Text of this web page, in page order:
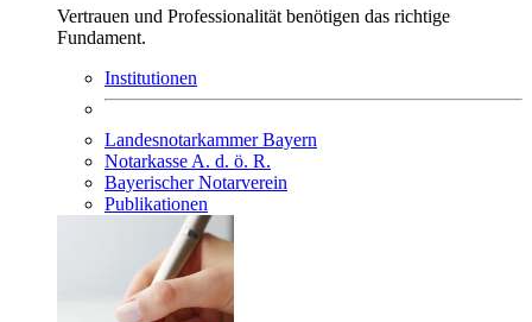
Vertrauen und Professionalität benötigen das richtige
Fundament.
Institutionen
Landesnotarkammer Bayern
Notarkasse A. d. ö. R.
Bayerischer Notarverein
Publikationen